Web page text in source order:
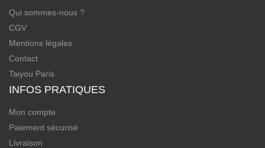
Qui sommes-nous ?
CGV
Mentions légales
Contact
Taiyou Paris
INFOS PRATIQUES
Mon compte
Paiement sécurisé
Livraison